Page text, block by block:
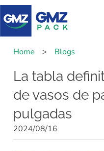
Home > Blogs
La tabla
de vasos de
pulgadas
2024/08/16